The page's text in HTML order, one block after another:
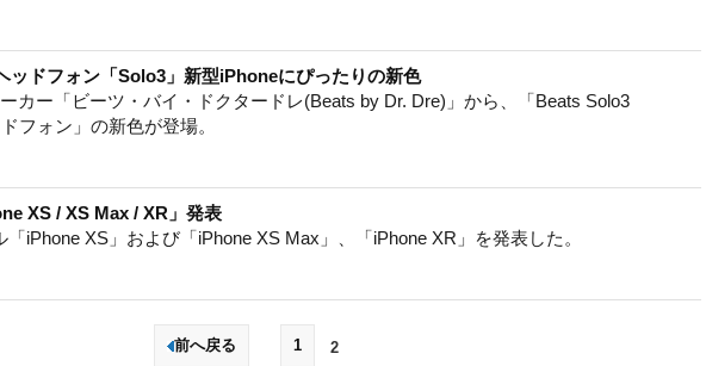
ッドフォン「Solo3」新型iPhoneにぴったりの新色
カー「ビーツ・バイ・ドクタードレ(Beats by Dr. Dre)」から、「Beats Solo3
フォン」の新色が登場。
XS / XS Max / XR」発表
iPhone XS」および「iPhone XS Max」、「iPhone XR」を発表した。
前へ戻る 1 2